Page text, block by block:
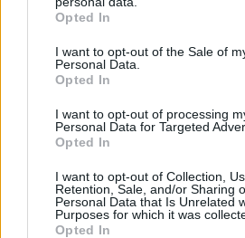
grant or deny consent to Google and
use your data for below specified
consent section.
Opted In
I want to opt-out of the Sale of
Personal Data.
Opted In
I want to opt-out of processing
Personal Data for Targeted
Opted In
I want to opt-out of Collection,
Retention, Sale, and/or Sharing
Personal Data that Is Unrelated
Purposes for which it was
Opted In